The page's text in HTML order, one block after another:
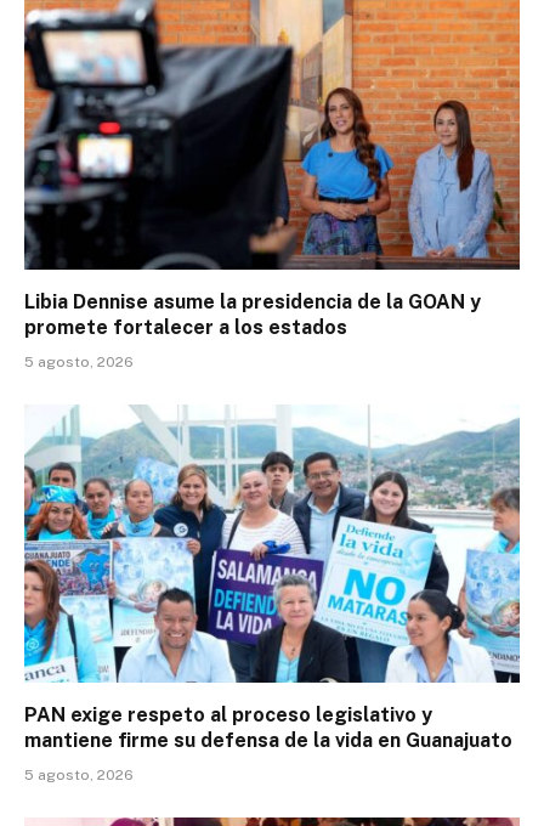
Libia Dennise asume la presidencia de la GOAN y
promete fortalecer a los estados
5 agosto, 2026
PAN exige respeto al proceso legislativo y
mantiene firme su defensa de la vida en Guanajuato
5 agosto, 2026